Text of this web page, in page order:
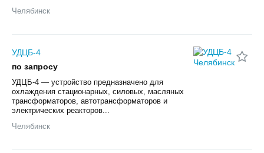
Челябинск
УДЦБ-4
по запросу
УДЦБ-4 — устройство предназначено для
охлаждения стационарных, силовых, масляных
трансформаторов, автотрансформаторов и
электрических реакторов...
Челябинск